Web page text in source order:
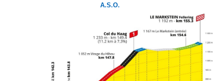
A.S.O.